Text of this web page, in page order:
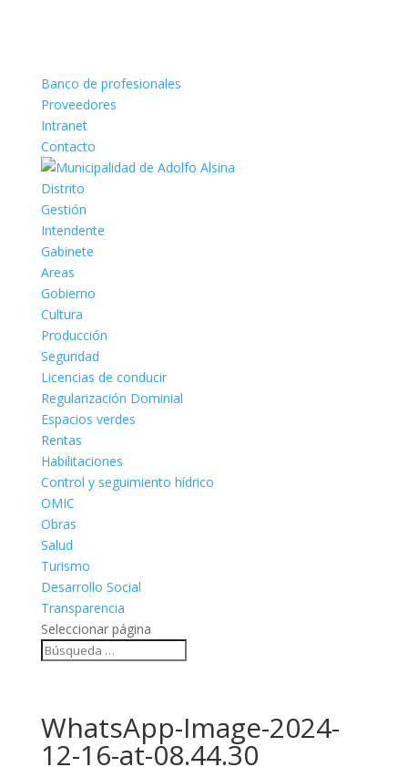
Banco de profesionales
Proveedores
Intranet
Contacto
Distrito
Gestión
Intendente
Gabinete
Areas
Gobierno
Cultura
Producción
Seguridad
Licencias de conducir
Regularización Dominial
Espacios verdes
Rentas
Habilitaciones
Control y seguimiento hídrico
OMIC
Obras
Salud
Turismo
Desarrollo Social
Transparencia
Seleccionar página
WhatsApp-Image-2024-
12-16-at-08.44.30